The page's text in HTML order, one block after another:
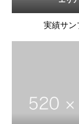
実績サン